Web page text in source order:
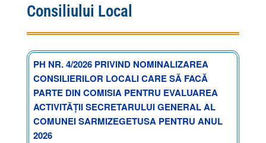
Consiliului Local
PH NR. 4/2026 PRIVIND NOMINALIZAREA
CONSILIERILOR LOCALI CARE SĂ FACĂ
PARTE DIN COMISIA PENTRU EVALUAREA
ACTIVITĂȚII SECRETARULUI GENERAL AL
COMUNEI SARMIZEGETUSA PENTRU ANUL
2026